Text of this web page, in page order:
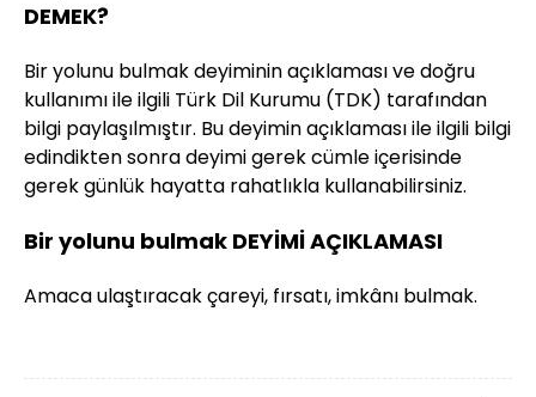
DEMEK?
Bir yolunu bulmak deyiminin açıklaması ve doğru
kullanımı ile ilgili Türk Dil Kurumu (TDK) tarafından
bilgi paylaşılmıştır. Bu deyimin açıklaması ile ilgili bilgi
edindikten sonra deyimi gerek cümle içerisinde
gerek günlük hayatta rahatlıkla kullanabilirsiniz.
Bir yolunu bulmak DEYİMİ AÇIKLAMASI
Amaca ulaştıracak çareyi, fırsatı, imkânı bulmak.